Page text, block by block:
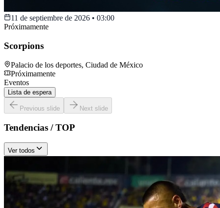
11 de septiembre de 2026 • 03:00
Próximamente
Scorpions
Palacio de los deportes, Ciudad de México
Próximamente
Eventos
Lista de espera
Previous slide Next slide
Tendencias / TOP
Ver todos